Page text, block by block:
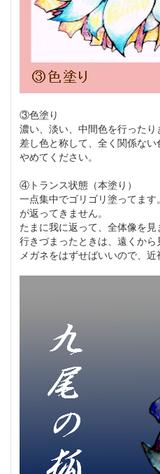
③色塗り
濃い、淡い、中間色を行ったり
差し色と称して、全く関係ない
やめてください。
④トランス状態（本塗り）
一点集中でゴリゴリ塗ってま
が返ってきません。
たまに我に返って、全体像を見
行きづまったときは、遠くから
メガネをはずせばいいので、近